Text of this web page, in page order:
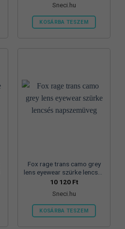
Sneci.hu
KOSÁRBA TESZEM
Fox rage trans camo grey
lens eyewear szürke lencsés
napszemüveg
10 120 Ft
Sneci.hu
KOSÁRBA TESZEM